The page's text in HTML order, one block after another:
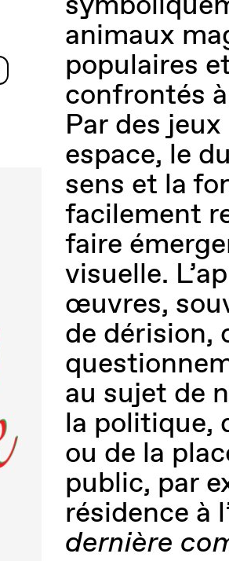
animaux
populaires
confrontés
Par des
espace, le
sens et la
facilement
faire
visuelle.
œuvres,
de dérision,
au sujet de
la politique,
ou de la
public, par
résidence à
dernière